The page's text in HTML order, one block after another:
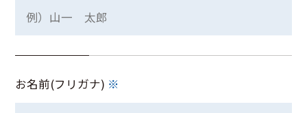
お名前(フリガナ) ※